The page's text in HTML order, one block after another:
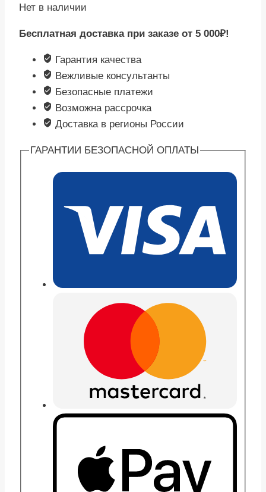
Нет в наличии
Бесплатная доставка при заказе от 5 000₽!
Гарантия качества
Вежливые консультанты
Безопасные платежи
Возможна рассрочка
Доставка в регионы России
ГАРАНТИИ БЕЗОПАСНОЙ ОПЛАТЫ